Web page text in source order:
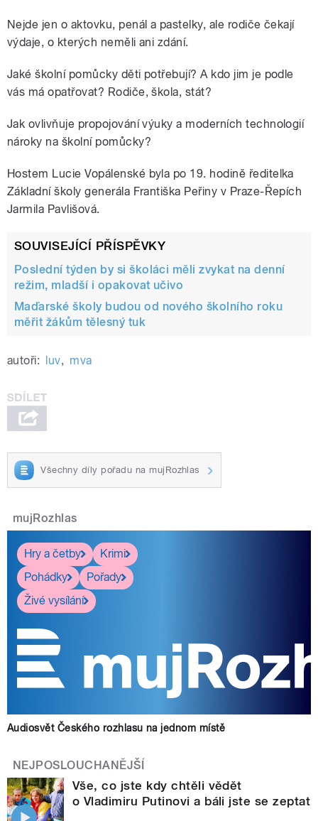
Nejde jen o aktovku, penál a pastelky, ale rodiče čekají
výdaje, o kterých neměli ani zdání.
Jaké školní pomůcky děti potřebují? A kdo jim je podle
vás má opatřovat? Rodiče, škola, stát?
Jak ovlivňuje propojování výuky a moderních technologií
nároky na školní pomůcky?
Hostem Lucie Vopálenské byla po 19. hodině ředitelka
Základní školy generála Františka Peřiny v Praze-Řepích
Jarmila Pavlišová.
SOUVISEJÍCÍ PŘÍSPĚVKY
Poslední týden by si školáci měli zvykat na denní
režim, mladší i opakovat učivo
Maďarské školy budou od nového školního roku
měřit žákům tělesný tuk
autoři: luv, mva
Všechny díly pořadu na mujRozhlas
mujRozhlas
Hry a četby
Krimi
Pohádky
Pořady
Živé vysílání
Audiosvět Českého rozhlasu na jednom místě
NEJPOSLOUCHANĚJŠÍ
Vše, co jste kdy chtěli vědět
o Vladimiru Putinovi a báli jste se zeptat